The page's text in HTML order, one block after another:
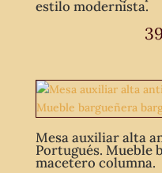
estilo modernista.
Mesa auxiliar alta
Portugués. Mueble
macetero columna.